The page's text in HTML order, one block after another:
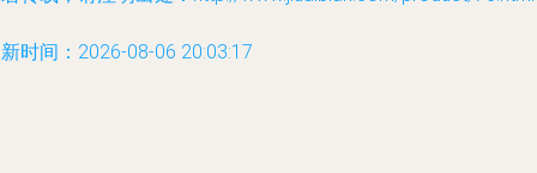
时间：2026-08-06 20:03:17